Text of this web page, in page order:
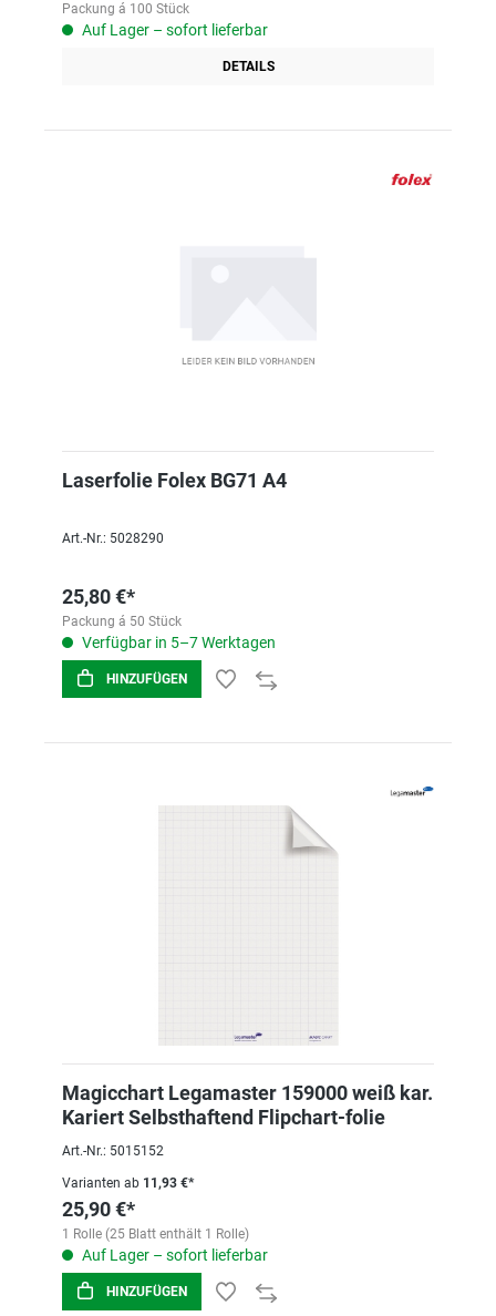
Packung á 100 Stück
Auf Lager – sofort lieferbar
DETAILS
Laserfolie Folex BG71 A4
Art.-Nr.: 5028290
25,80 €*
Packung á 50 Stück
Verfügbar in 5–7 Werktagen
HINZUFÜGEN
Magicchart Legamaster 159000 weiß kar.
Kariert Selbsthaftend Flipchart-folie
Art.-Nr.: 5015152
Varianten ab 11,93 €*
25,90 €*
1 Rolle (25 Blatt enthält 1 Rolle)
Auf Lager – sofort lieferbar
HINZUFÜGEN